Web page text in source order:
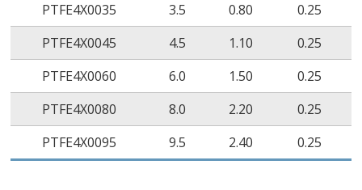
PTFE4X0035
3.5 0.80
0.25
PTFE4X0045
4.5 1.10
0.25
PTFE4X0060
6.0 1.50
0.25
PTFE4X0080
8.0 2.20
0.25
PTFE4X0095
9.5 2.40 0.25